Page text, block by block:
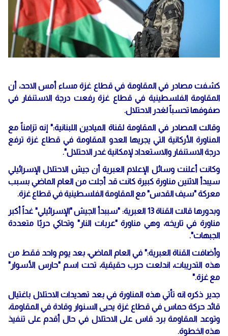
كشفت مصادر في المقاومة في قطاع غزة مساء أمس الاحد، أن
المقاومة الفلسطينية في قطاع غزة رفعت درجة الاستنفار في
صفوفها تحسباً لغدر الاحتلال.
وقالت المصادر في المقاومة لقناة الميادين اللبنانية:" إنه تزامناً مع
المناورة الأركانية التي يجريها العدو المقاومة في قطاع غزة ترفع
درجة الاستنفار والاستعداد لإمكانية غدر الاحتلال".
وكانت أعلنت وسائل الإعلام العبرية أن جيش الاحتلال الإسرائيلي
سيبدأ الاثنين مناورة كبيرة كانت قد أجلت من العام الماضي بسبب
معركة "سيف القدس" مع المقاومة الفلسطينية في قطاع غزة.
وبدورها قالت القناة 13 العبرية: "سببدأ الجيش "الإسرائيلي" غداً أكبر
مناورة في تاريخه، وهي مناورة "عربات النار" وتحاكي حربًا متعددة
الجبهات".
وأضافت القناة العبرية:" في العام الماضي، بعد يوم واحد فقط من
هذه التدريبات، اندلعت حرب حقيقية، تحت اسم "حارس الأسوار"
مع غزة."
جدير ذكره انه تأتي هذه المناورة في بعد تهديدات الاحتلال باغتيال
قائد حركة حماس في قطاع غزة يحيى السنوار وقادة في المقاومة،
وتوعد المقاومة برد قاس على الاحتلال في حال أقدم على تنفيذ
هذه الخطوة.